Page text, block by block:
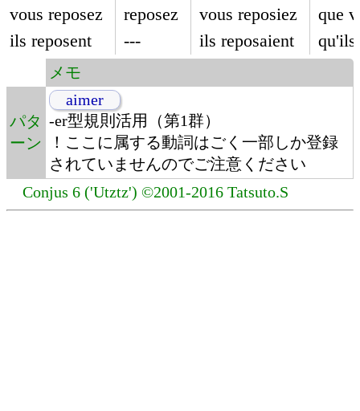
vous reposez
ils reposent
reposez
---
vous reposiez
ils reposaient
que
qu'ils
メモ
パタ
ーン
aimer
-er型規則活用（第1群）
！ここに属する動詞はごく一部しか登録
されていませんのでご注意ください
Conjus 6 ('Utztz') ©2001-2016 Tatsuto.S